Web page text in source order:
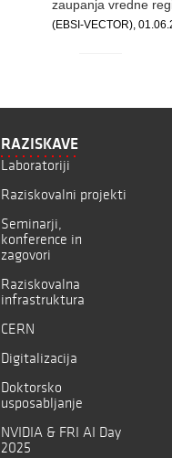
zaupanja vredne
(EBSI-VECTOR),
RAZISKAVE
Laboratoriji
Raziskovalni projekti
Seminarji,
konference in
zagovori
Raziskovalna
infrastruktura
CERN
Digitalizacija
Doktorsko
usposabljanje
NVIDIA & FRI AI Day
2025